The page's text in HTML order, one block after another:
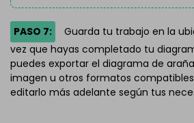
PASO 7:
Guarda tu trabajo en la
vez que hayas completado tu
puedes exportar el diagrama de
imagen u otros formatos
editarlo más adelante según tus